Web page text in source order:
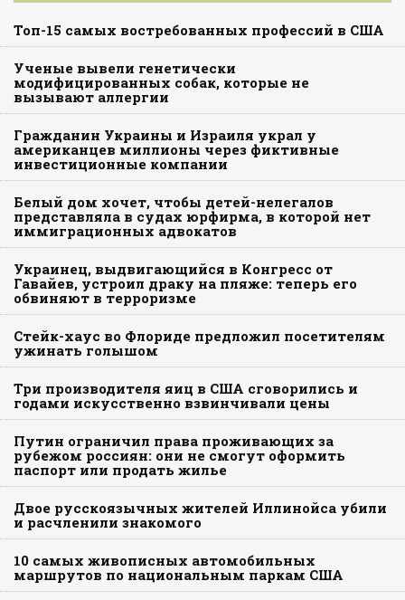
Топ-15 самых востребованных профессий в США
Ученые вывели генетически
модифицированных собак, которые не
вызывают аллергии
Гражданин Украины и Израиля украл у
американцев миллионы через фиктивные
инвестиционные компании
Белый дом хочет, чтобы детей-нелегалов
представляла в судах юрфирма, в которой нет
иммиграционных адвокатов
Украинец, выдвигающийся в Конгресс от
Гавайев, устроил драку на пляже: теперь его
обвиняют в терроризме
Стейк-хаус во Флориде предложил посетителям
ужинать голышом
Три производителя яиц в США сговорились и
годами искусственно взвинчивали цены
Путин ограничил права проживающих за
рубежом россиян: они не смогут оформить
паспорт или продать жилье
Двое русскоязычных жителей Иллинойса убили
и расчленили знакомого
10 самых живописных автомобильных
маршрутов по национальным паркам США